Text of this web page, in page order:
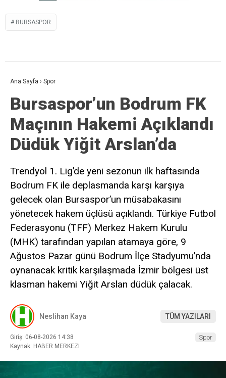
BURSASPOR
Ana Sayfa › Spor
Bursaspor’un Bodrum FK
Maçının Hakemi Açıklandı
Düdük Yiğit Arslan’da
Trendyol 1. Lig’de yeni sezonun ilk haftasında
Bodrum FK ile deplasmanda karşı karşıya
gelecek olan Bursaspor’un müsabakasını
yönetecek hakem üçlüsü açıklandı. Türkiye Futbol
Federasyonu (TFF) Merkez Hakem Kurulu
(MHK) tarafından yapılan atamaya göre, 9
Ağustos Pazar günü Bodrum İlçe Stadyumu’nda
oynanacak kritik karşılaşmada İzmir bölgesi üst
klasman hakemi Yiğit Arslan düdük çalacak.
Neslihan Kaya TÜM YAZILARI
Giriş: 06-08-2026 14:38
Kaynak: HABER MERKEZI
Spor